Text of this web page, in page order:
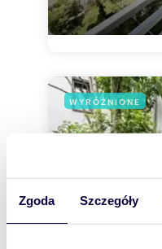
Zgoda Szczegóły
WYRÓŻNIONE